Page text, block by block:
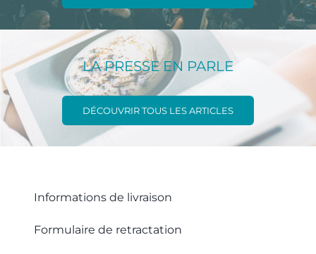
LA PRESSE EN PARLE
DÉCOUVRIR TOUS LES ARTICLES
Informations de livraison
Formulaire de retractation